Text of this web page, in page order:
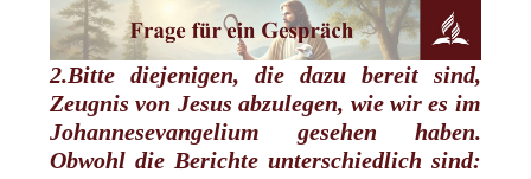
2.Bitte diejenigen, die dazu bereit sind,
Zeugnis von Jesus abzulegen, wie wir es im
Johannesevangelium gesehen haben.
Obwohl die Berichte unterschiedlich sind: